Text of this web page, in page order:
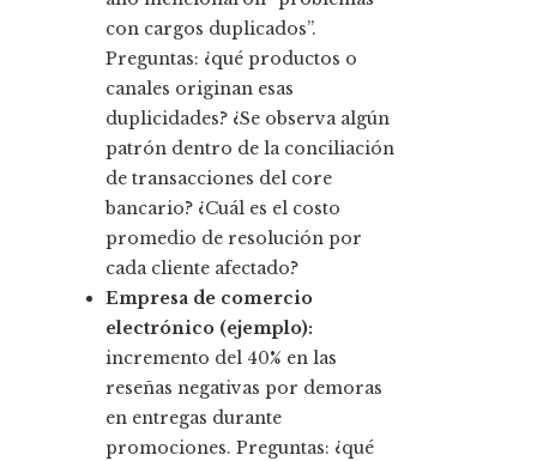
con cargos duplicados”.
Preguntas: ¿qué productos o
canales originan esas
duplicidades? ¿Se observa algún
patrón dentro de la conciliación
de transacciones del core
bancario? ¿Cuál es el costo
promedio de resolución por
cada cliente afectado?
Empresa de comercio
electrónico (ejemplo):
incremento del 40% en las
reseñas negativas por demoras
en entregas durante
promociones. Preguntas: ¿qué